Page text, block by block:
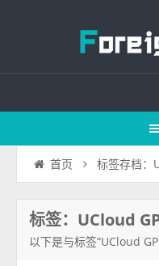
首页 标签存档：
标签：UCloud
以下是与标签“UCloud